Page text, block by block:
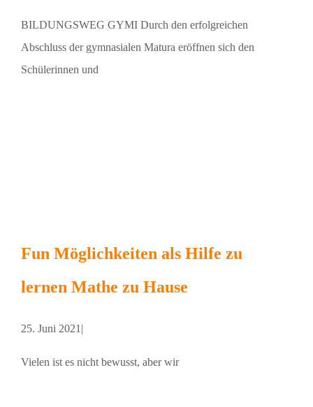
BILDUNGSWEG GYMI Durch den erfolgreichen
Abschluss der gymnasialen Matura eröffnen sich den
Schülerinnen und
Fun Möglichkeiten als Hilfe zu
lernen Mathe zu Hause
25. Juni 2021 |
Vielen ist es nicht bewusst, aber wir